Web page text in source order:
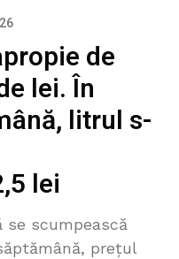
de
lei. În
litrul s-
lei
se scumpească
prețul